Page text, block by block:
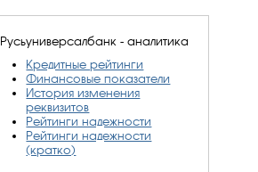
Русьуниверсалбанк - аналитика
Кредитные рейтинги
Финансовые показатели
История изменения
реквизитов
Рейтинги надежности
Рейтинги надежности
(кратко)